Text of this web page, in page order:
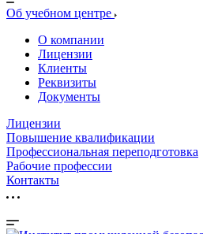
Об учебном центре
О компании
Лицензии
Клиенты
Реквизиты
Документы
Лицензии
Повышение квалификации
Профессиональная переподготовка
Рабочие профессии
Контакты